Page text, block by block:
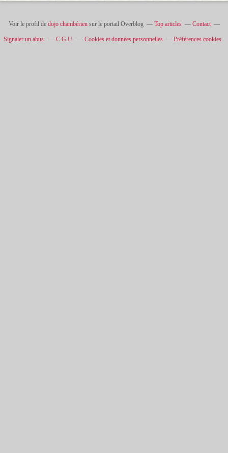
Voir le profil de dojo chambériensur le portail Overblog Top articles Contact
Signaler un abus C.G.U. Cookies et données personnelles Préférences cookies